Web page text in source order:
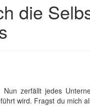
die
zerfällt jedes
wird. Fragst du mich